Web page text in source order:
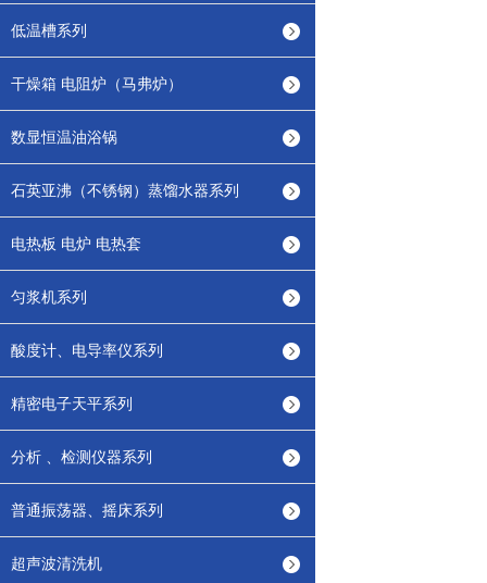
低温槽系列
干燥箱 电阻炉（马弗炉）
数显恒温油浴锅
石英亚沸（不锈钢）蒸馏水器系列
电热板 电炉 电热套
匀浆机系列
酸度计、电导率仪系列
精密电子天平系列
分析 、检测仪器系列
普通振荡器、摇床系列
超声波清洗机